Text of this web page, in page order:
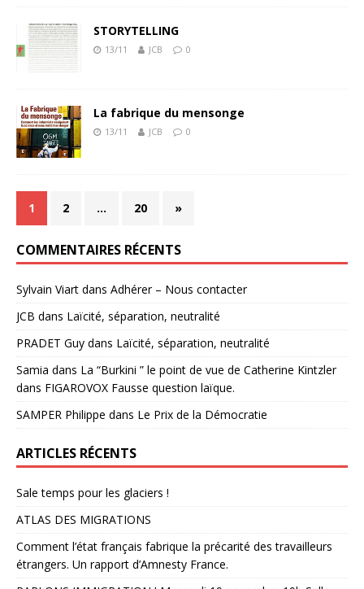
STORYTELLING
13/11 JCB 0
La fabrique du mensonge
13/11 JCB 0
1 2 … 20 »
COMMENTAIRES RÉCENTS
Sylvain Viart dans Adhérer – Nous contacter
JCB dans Laïcité, séparation, neutralité
PRADET Guy dans Laïcité, séparation, neutralité
Samia dans La “Burkini ” le point de vue de Catherine Kintzler
dans FIGAROVOX Fausse question laïque.
SAMPER Philippe dans Le Prix de la Démocratie
ARTICLES RÉCENTS
Sale temps pour les glaciers !
ATLAS DES MIGRATIONS
Comment l’état français fabrique la précarité des travailleurs
étrangers. Un rapport d’Amnesty France.